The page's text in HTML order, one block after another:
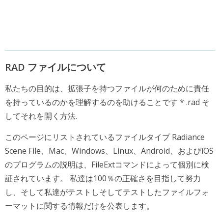
RAD ファイルについて
私たちの目的は、拡張子を持つファイルが何のために責任
を持っているのかを理解するのを助けることです * .rad そ
してそれを開く方法.
このページにリストされているファイルタイプ Radiance
Scene File、Mac、Windows、Linux、Android、およびiOS
のプログラムの説明は、FileExtコマンドによって個別に検
証されています。 私達は100％の正確さを目指して努力
し、そして私達がテストしそしてテストしたファイルフォ
ーマットに関する情報だけを公表します。